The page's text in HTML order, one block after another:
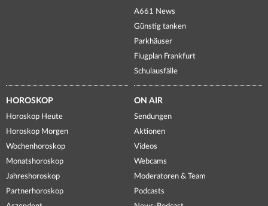
A661 News
Günstig tanken
Parkhäuser
Flugplan Frankfurt
Schulausfälle
HOROSKOP
Horoskop Heute
Horoskop Morgen
Wochenhoroskop
Monatshoroskop
Jahreshoroskop
Partnerhoroskop
ON AIR
Sendungen
Aktionen
Videos
Webcams
Moderatoren & Team
Podcasts